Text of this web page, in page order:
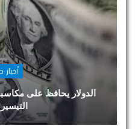
الدولار يحافظ على